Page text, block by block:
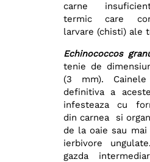
carne
termic care
larvare (chisti) ale
Echinococcos
tenie de
(3 mm).
definitiva a
infesteaza cu
din carnea si
de la oaie sau
ierbivore
gazda